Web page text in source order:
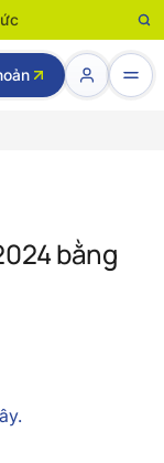
bằng